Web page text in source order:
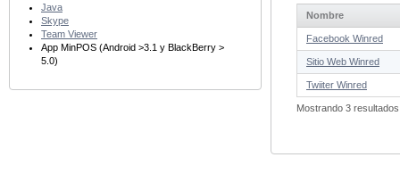
Java
Skype
Team Viewer
App MinPOS (Android >3.1 y BlackBerry >
5.0)
Nombre
Facebook Winred
Sitio Web Winred
Twiiter Winred
Mostrando 3